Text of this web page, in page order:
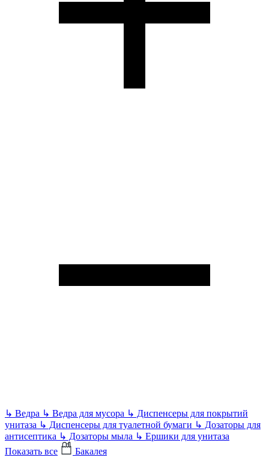
↳ Ведра ↳ Ведра для мусора ↳ Диспенсеры для покрытий
унитаза ↳ Диспенсеры для туалетной бумаги ↳ Дозаторы для
антисептика ↳ Дозаторы мыла ↳ Ершики для унитаза
Показать все
Бакалея